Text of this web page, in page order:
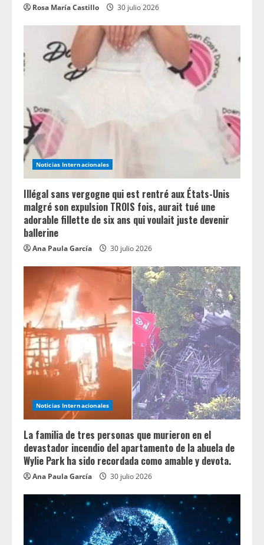
Rosa María Castillo 30 julio 2026
Noticias Internacionales
Illégal sans vergogne qui est rentré aux États-Unis
malgré son expulsion TROIS fois, aurait tué une
adorable fillette de six ans qui voulait juste devenir
ballerine
Ana Paula García 30 julio 2026
Noticias Internacionales
La familia de tres personas que murieron en el
devastador incendio del apartamento de la abuela de
Wylie Park ha sido recordada como amable y devota.
Ana Paula García 30 julio 2026